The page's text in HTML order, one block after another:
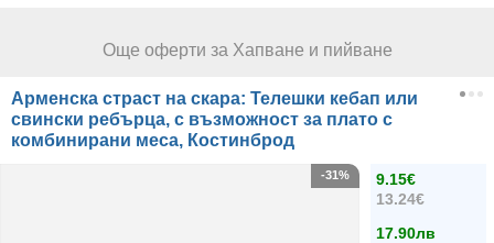
Още оферти за Хапване и пийване
Арменска страст на скара: Телешки кебап или
свински ребърца, с възможност за плато с
комбинирани меса, Костинброд
9.15€
13.24€
17.90лв
-31%